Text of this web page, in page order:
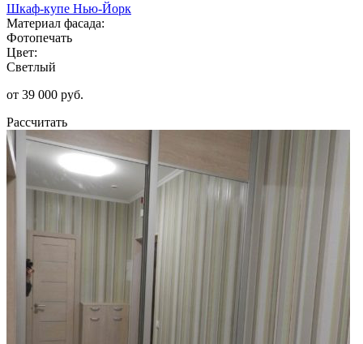
Шкаф-купе Нью-Йорк
Материал фасада:
Фотопечать
Цвет:
Светлый
от 39 000 руб.
Рассчитать